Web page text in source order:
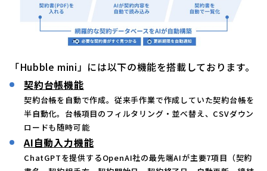
「Hubble mini」には以下の機能を搭載しております。
契約台帳機能
契約台帳を自動で作成。従来手作業で作成していた契約台帳を
半自動化。台帳項目のフィルタリング・並べ替え、CSVダウン
ロードも随時可能
AI自動入力機能
ChatGPTを提供するOpenAI社の最先端AIが主要7項目（契約